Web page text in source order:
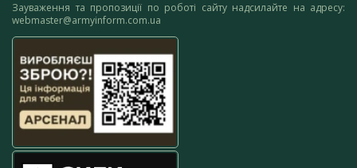
Зауваження та пропозиції по роботі сайту надсилайте на адресу:
webmaster@armyinform.com.ua